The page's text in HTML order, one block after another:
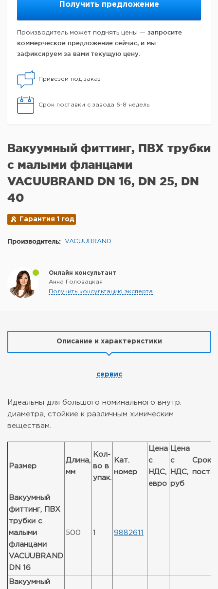
Получить предложение
Производитель может поднять цены — запросите
коммерческое предложение сейчас, и мы
зафиксируем за вами текущую цену.
Привезем под заказ
Срок поставки с завода 6-8 недель
Вакуумный фиттинг, ПВХ трубки
с малыми фланцами
VACUUBRAND DN 16, DN 25, DN
40
Гарантия 1 год
Производитель: VACUUBRAND
Онлайн консультант
Анна Головацкая
Получить консультацию эксперта
Описание и характеристики
сервис
Идеальны для большого номинального внутр.
диаметра, стойкие к различным химическим
веществам.
Размер
Длина,
мм
Кол-
во в
упак.
Кат.
номер
Цена
с
НДС,
евро
Цена
с
НДС,
руб
Срок
Вакуумный
фиттинг, ПВХ
трубки с
малыми
фланцами
VACUUBRAND
DN 16
500 1 9882611
Вакуумный